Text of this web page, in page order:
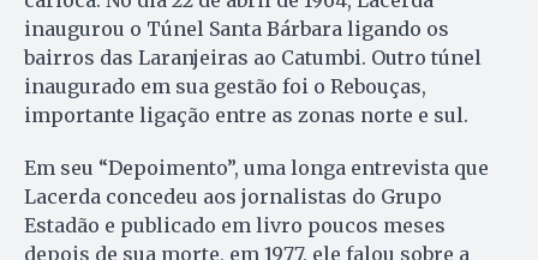
inaugurou o Túnel Santa Bárbara ligando os
bairros das Laranjeiras ao Catumbi. Outro túnel
inaugurado em sua gestão foi o Rebouças,
importante ligação entre as zonas norte e sul.
Em seu “Depoimento”, uma longa entrevista que
Lacerda concedeu aos jornalistas do Grupo
Estadão e publicado em livro poucos meses
depois de sua morte, em 1977, ele falou sobre a